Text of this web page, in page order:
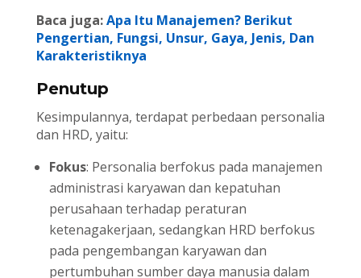
Baca juga:Apa Itu Manajemen? Berikut
Pengertian, Fungsi, Unsur, Gaya, Jenis, Dan
Karakteristiknya
Penutup
Kesimpulannya, terdapat perbedaan personalia
dan HRD, yaitu:
Fokus: Personalia berfokus pada manajemen
administrasi karyawan dan kepatuhan
perusahaan terhadap peraturan
ketenagakerjaan, sedangkan HRD berfokus
pada pengembangan karyawan dan
pertumbuhan sumber daya manusia dalam